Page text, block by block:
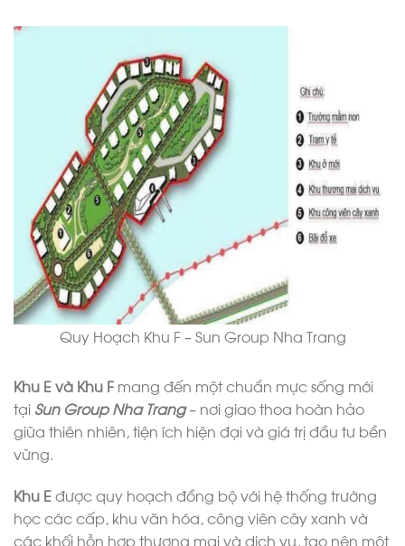
Quy Hoạch Khu F – Sun Group Nha Trang
Khu E và Khu F mang đến một chuẩn mực sống mới
tại Sun Group Nha Trang– nơi giao thoa hoàn hảo
giữa thiên nhiên, tiện ích hiện đại và giá trị đầu tư bền
vững.
Khu Eđược quy hoạch đồng bộ với hệ thống trường
học các cấp, khu văn hóa, công viên cây xanh và
các khối hỗn hợp thương mại và dịch vụ, tạo nên một